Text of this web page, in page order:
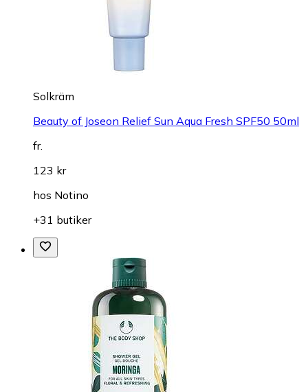
Solkräm
Beauty of Joseon Relief Sun Aqua Fresh SPF50 50ml
fr.
123 kr
hos Notino
+31 butiker